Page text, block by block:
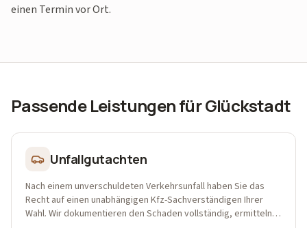
einen Termin vor Ort.
Passende Leistungen fürGlückstadt
Unfallgutachten
Nach einem unverschuldeten Verkehrsunfall haben Sie das
Recht auf einen unabhängigen Kfz-Sachverständigen Ihrer
Wahl. Wir dokumentieren den Schaden vollständig, ermitteln